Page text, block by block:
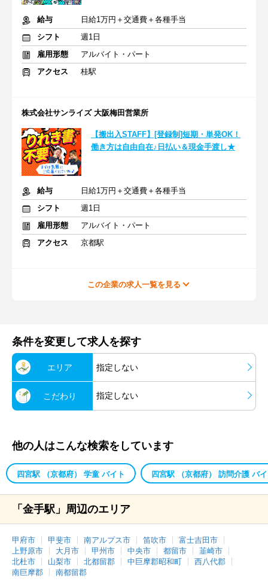
給与
日給1万円＋交通費＋各種手当
シフト
週1日
雇用形態
アルバイト・パート
アクセス
桂駅
株式会社サンライズ 大阪梅田営業所
【搬出入STAFF】[登録制]短期・単発OK！
働き方は自由自在♪日払い＆現金手渡し★
給与
日給1万円＋交通費＋各種手当
シフト
週1日
雇用形態
アルバイト・パート
アクセス
京都駅
この企業の求人一覧を見る
条件を変更して求人を探す
エリア 指定しない
こだわり 指定しない
他の人はこんな検索をしています
四宮駅 （京都府） 学童 バイト 四宮駅 （京都府） 訪問介護 バ
「金手駅」周辺のエリア
甲府市 甲斐市 南アルプス市 笛吹市
富士吉田市
上野原市
大月市 甲州市 中央市 都留市
韮崎市
北杜市
山梨市 北都留郡 中巨摩郡昭和町
西八代郡
南巨摩郡
南都留郡